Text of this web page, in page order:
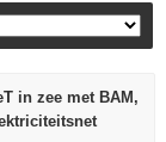
in zee met BAM,